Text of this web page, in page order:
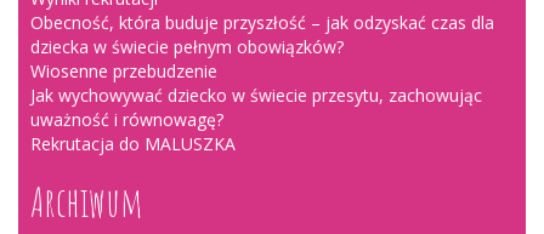
Obecność, która buduje przyszłość – jak odzyskać czas dla
dziecka w świecie pełnym obowiązków?
Wiosenne przebudzenie
Jak wychowywać dziecko w świecie przesytu, zachowując
uważność i równowagę?
Rekrutacja do MALUSZKA
Archiwum